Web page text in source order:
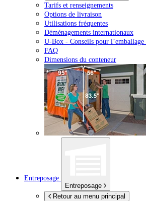
Tarifs et renseignements
Options de livraison
Utilisations fréquentes
Déménagements internationaux
U-Box - Conseils pour
FAQ
Dimensions du conteneur
Entreposage
Entreposage
Retour au menu principal